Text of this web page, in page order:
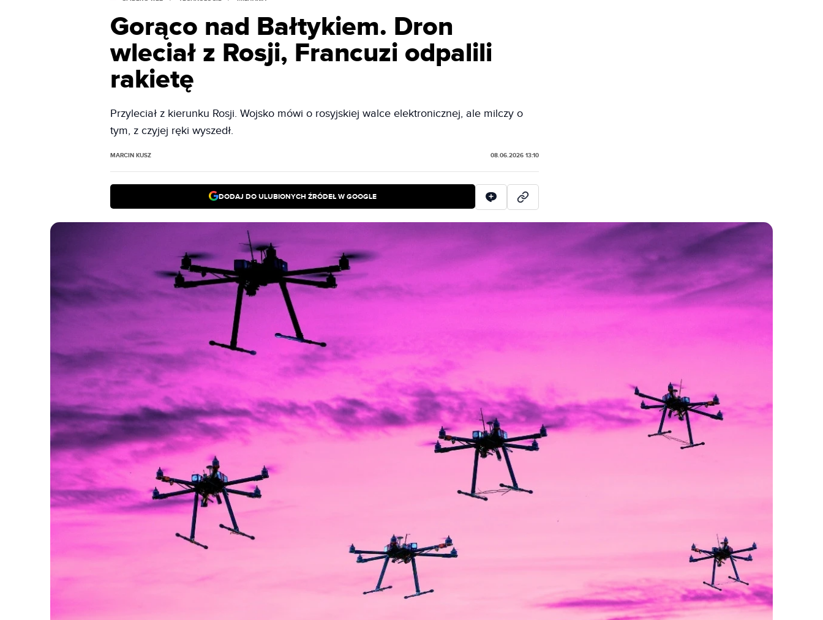
Gorąco nad Bałtykiem. Dron
wleciał z Rosji, Francuzi odpalili
rakietę
Przyleciał z kierunku Rosji. Wojsko mówi o rosyjskiej walce elektronicznej, ale milczy o
tym, z czyjej ręki wyszedł.
MARCIN KUSZ 08.06.2026 13:10
DODAJ DO ULUBIONYCH ŹRÓDEŁ W GOOGLE